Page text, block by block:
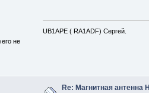
не
UB1APE ( RA1ADF) Сергей.
Re: Магнитная антенна